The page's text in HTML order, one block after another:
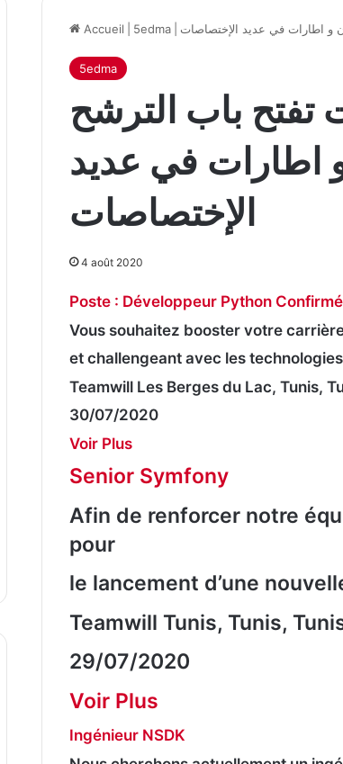
Accueil 5edma و اطارات في عديد الإختصاصات
5edma
تفتح باب الترشح
و اطارات في عديد
الإختصاصات
4 août 2020
Poste : Développeur Python
Vous souhaitez booster votre
et challengeant avec les
Teamwill Les Berges du Lac, Tunis,
30/07/2020
Voir Plus
Senior Symfony
Afin de renforcer notre
pour
le lancement d’une
Teamwill Tunis, Tunis,
29/07/2020
Voir Plus
Ingénieur NSDK